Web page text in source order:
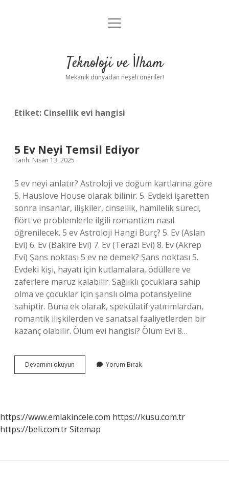
Anasayfa
Yasal Uyarı
menüyü
Teknoloji ve İlham
Mekanik dünyadan neşeli öneriler!
Etiket: Cinsellik evi hangisi
5 Ev Neyi Temsil Ediyor
Tarih: Nisan 13, 2025
5 ev neyi anlatır? Astroloji ve doğum kartlarına göre
5. Hauslove House olarak bilinir. 5. Evdeki işaretten
sonra insanlar, ilişkiler, cinsellik, hamilelik süreci,
flört ve problemlerle ilgili romantizm nasıl
öğrenilecek. 5 ev Astroloji Hangi Burç? 5. Ev (Aslan
Evi) 6. Ev (Bakire Evi) 7. Ev (Terazi Evi) 8. Ev (Akrep
Evi) Şans noktası 5 ev ne demek? Şans noktası 5.
Evdeki kişi, hayatı için kutlamalara, ödüllere ve
zaferlere maruz kalabilir. Sağlıklı çocuklara sahip
olma ve çocuklar için şanslı olma potansiyeline
sahiptir. Buna ek olarak, spekülatif yatırımlardan,
romantik ilişkilerden ve sanatsal faaliyetlerden bir
kazanç olabilir. Ölüm evi hangisi? Ölüm Evi 8…
Devamını okuyun
Ev
Yorum Bırak
https://www.emlakincele.com https://kusu.com.tr
https://beli.com.trSitemap